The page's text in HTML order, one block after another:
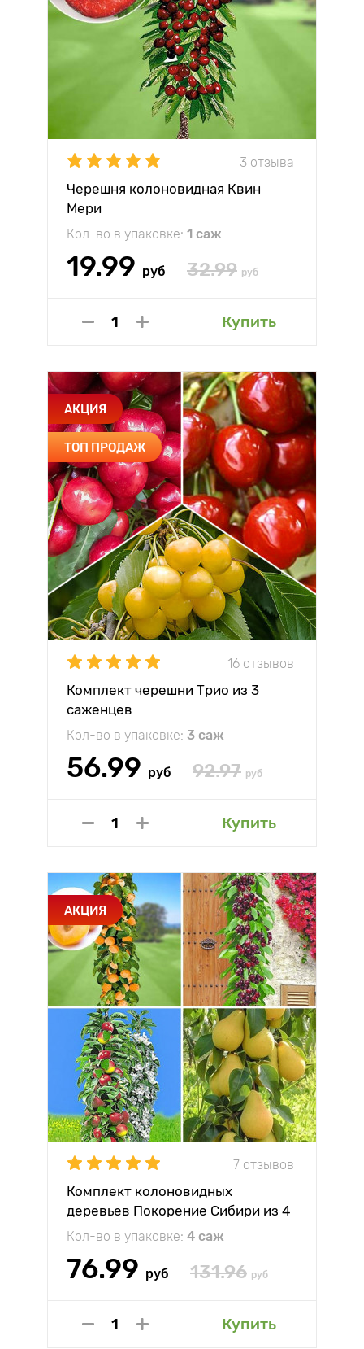
3 отзыва
Черешня колоновидная Квин
Мери
Кол-во в упаковке: 1 саж
19.99 руб 32.99 руб
Купить
АКЦИЯ
ТОП ПРОДАЖ
16 отзывов
Комплект черешни Трио из 3
саженцев
Кол-во в упаковке: 3 саж
56.99 руб 92.97 руб
Купить
АКЦИЯ
7 отзывов
Комплект колоновидных
деревьев Покорение Сибири из 4
саженцев
Кол-во в упаковке: 4 саж
76.99 руб 131.96 руб
Купить